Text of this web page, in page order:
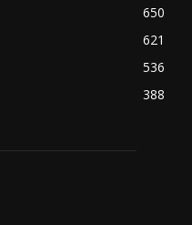
650
621
536
388